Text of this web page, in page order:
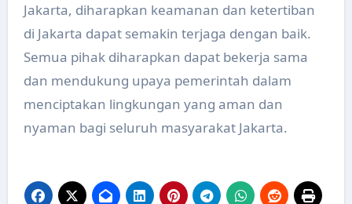
Jakarta, diharapkan keamanan dan ketertiban
di Jakarta dapat semakin terjaga dengan baik.
Semua pihak diharapkan dapat bekerja sama
dan mendukung upaya pemerintah dalam
menciptakan lingkungan yang aman dan
nyaman bagi seluruh masyarakat Jakarta.